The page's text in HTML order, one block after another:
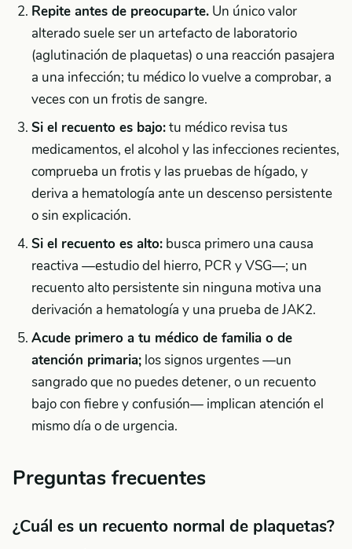
Repite antes de preocuparte. Un único valor
alterado suele ser un artefacto de laboratorio
(aglutinación de plaquetas) o una reacción pasajera
a una infección; tu médico lo vuelve a comprobar, a
veces con un frotis de sangre.
Si el recuento es bajo:tu médico revisa tus
medicamentos, el alcohol y las infecciones recientes,
comprueba un frotis y las pruebas de hígado, y
deriva a hematología ante un descenso persistente
o sin explicación.
Si el recuento es alto: busca primero una causa
reactiva —estudio del hierro, PCR y VSG—; un
recuento alto persistente sin ninguna motiva una
derivación a hematología y una prueba de JAK2.
Acude primero a tu médico de familia o de
atención primaria; los signos urgentes —un
sangrado que no puedes detener, o un recuento
bajo con fiebre y confusión— implican atención el
mismo día o de urgencia.
Preguntas frecuentes
¿Cuál es un recuento normal de plaquetas?